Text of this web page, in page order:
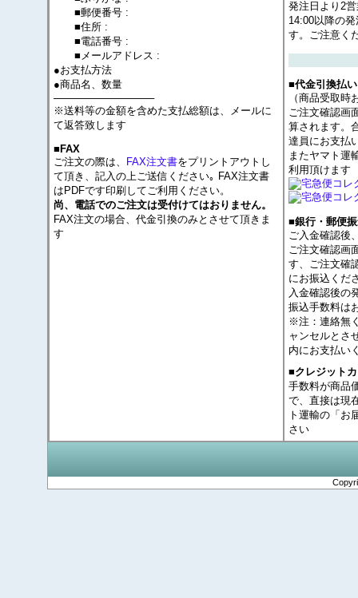
■郵便番号 :
■住所 :
■電話番号 :
■メールアドレス :
●お支払方法
●商品名、数量
──────────────
※送料等の金額を含めた支払総額は、メールに
て返答致します
■FAX
ご注文の際は、 FAX注文書をプリントアウトし
て頂き、記入の上ご送信ください｡ FAX注文書
はPDFです印刷してご利用ください。
尚、電話でのご注文は受付けてはおりません。
FAX注文の場合、代金引換のみとさせて頂きま
す
発注日より2
14:00以降の
す。ご注意く
■代金引換払い
（商品受取時
ご注文確認画
算されます。
達員にお支払
またヤマト運
利用頂けます
■銀行・郵便
ご入金確認後
ご注文確認画
す、ご注文確
にお振込くだ
入金確認後の
振込手数料は
※注：連絡無
ャンセルとさ
内にお支払い
■クレジット
手数料が商品
で、直接は現
ト運輸の「お
さい